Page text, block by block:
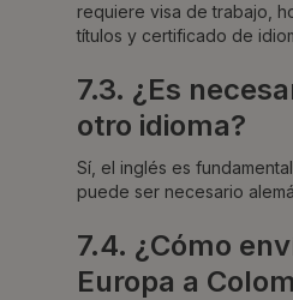
requiere visa de trabajo,
títulos y certificado de
7.3. ¿Es
otro idioma?
Sí, el inglés es
puede ser necesario
7.4. ¿Cómo
Europa a